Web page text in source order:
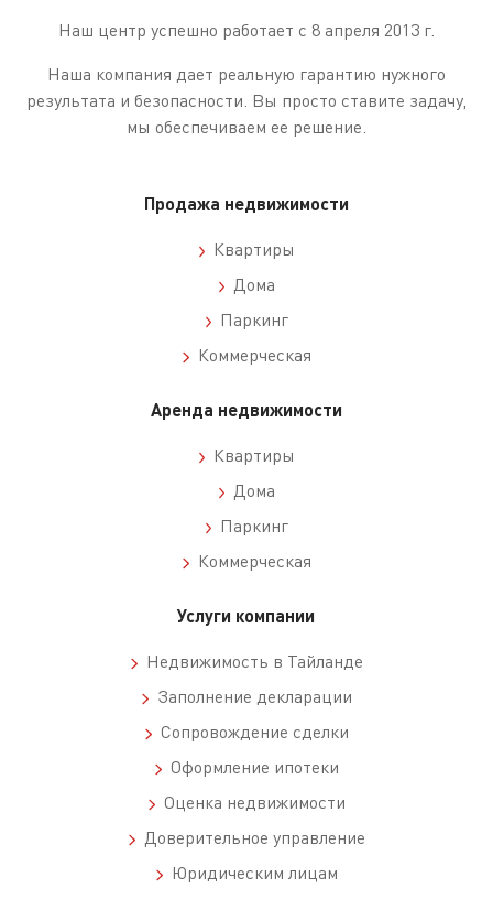
Наш центр успешно работает с 8 апреля 2013 г.
Наша компания дает реальную гарантию нужного
результата и безопасности. Вы просто ставите задачу,
мы обеспечиваем ее решение.
Продажа недвижимости
Квартиры
Дома
Паркинг
Коммерческая
Аренда недвижимости
Квартиры
Дома
Паркинг
Коммерческая
Услуги компании
Недвижимость в Тайланде
Заполнение декларации
Сопровождение сделки
Оформление ипотеки
Оценка недвижимости
Доверительное управление
Юридическим лицам